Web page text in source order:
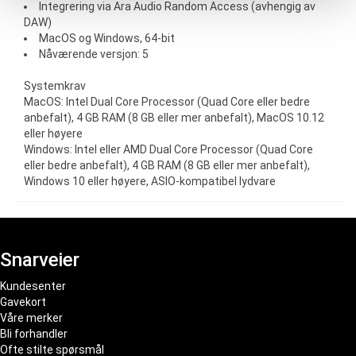
Integrering via Ara Audio Random Access (avhengig av
DAW)
MacOS og Windows, 64-bit
Nåværende versjon: 5
Systemkrav
MacOS: Intel Dual Core Processor (Quad Core eller bedre
anbefalt), 4 GB RAM (8 GB eller mer anbefalt), MacOS 10.12
eller høyere
Windows: Intel eller AMD Dual Core Processor (Quad Core
eller bedre anbefalt), 4 GB RAM (8 GB eller mer anbefalt),
Windows 10 eller høyere, ASIO-kompatibel lydvare
Snarveier
Kundesenter
Gavekort
Våre merker
Bli forhandler
Ofte stilte spørsmål